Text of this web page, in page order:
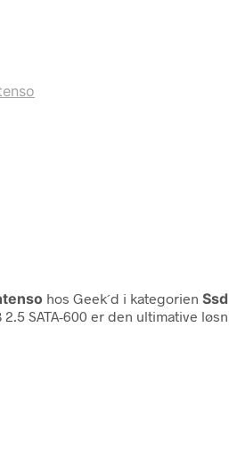
hos Geek´d i kategorien
SATA-600 er den ultimative